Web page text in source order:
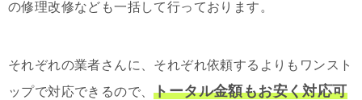
の修理改修なども一括して行っております。
それぞれの業者さんに、それぞれ依頼するよりもワンスト
ップで対応できるので、トータル金額もお安く対応可